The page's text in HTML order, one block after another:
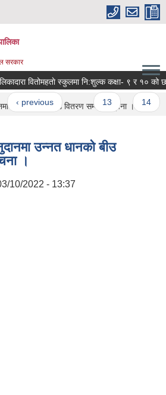
सरकार
जिराभवानी
‹ previous … 13 14
उन्नत धानको बीउ वितरण सम्बन्धी सूचना ।
उन्नत धानको बीउ
।
10/2022 - 13:37